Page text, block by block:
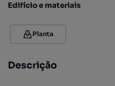
Edifício e materiais
Planta
Descrição